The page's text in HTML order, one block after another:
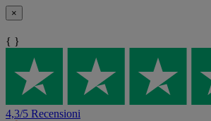
×
{ }
4,3/5 Recensioni